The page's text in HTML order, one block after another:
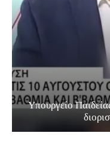
Υπουργείο